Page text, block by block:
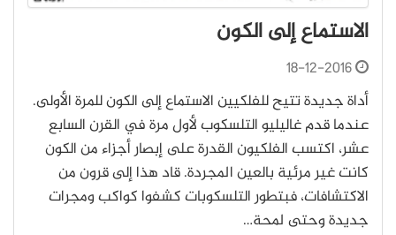
الاستماع إلى الكون
18-12-2016
أداة جديدة تتيح للفلكيين الاستماع إلى الكون للمرة الأولى.
عندما قدم غاليليو التلسكوب لأول مرة في القرن السابع
عشر، اكتسب الفلكيون القدرة على إبصار أجزاء من الكون
كانت غير مرئية بالعين المجردة. قاد هذا إلى قرون من
الاكتشافات، فبتطور التلسكوبات كشفوا كواكب ومجرات
جديدة وحتى لمحة…